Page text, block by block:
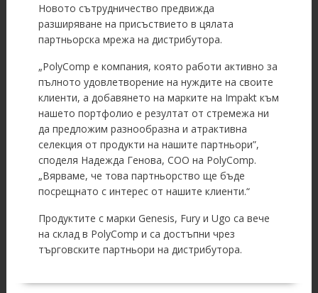
Новото сътрудничество предвижда
разширяване на присъствието в цялата
партньорска мрежа на дистрибутора.
„PolyComp е компания, която работи активно за
пълното удовлетворение на нуждите на своите
клиенти, а добавянето на марките на Impakt към
нашето портфолио е резултат от стремежа ни
да предложим разнообразна и атрактивна
селекция от продукти на нашите партньори”,
споделя Надежда Генова, COO на PolyComp.
„Вярваме, че това партньорство ще бъде
посрещнато с интерес от нашите клиенти.“
Продуктите с марки Genesis, Fury и Ugo са вече
на склад в PolyComp и са достъпни чрез
търговските партньори на дистрибутора.